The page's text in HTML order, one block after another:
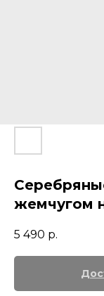
жемчугом
5 490 р.